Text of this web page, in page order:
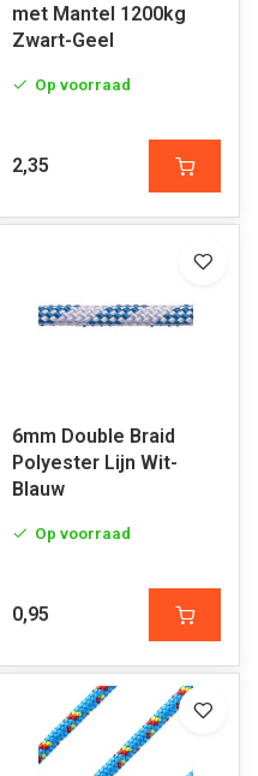
met Mantel 1200kg
Zwart-Geel
Op voorraad
2,35
6mm Double Braid
Polyester Lijn Wit-
Blauw
Op voorraad
0,95